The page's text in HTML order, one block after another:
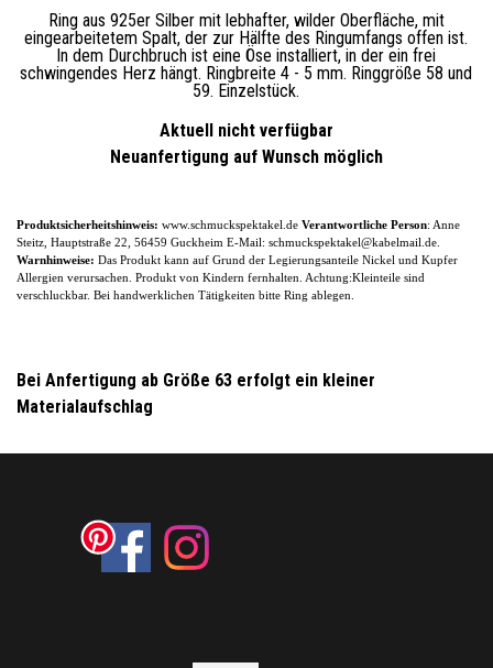
Ring aus 925er Silber mit lebhafter, wilder Oberfläche, mit
eingearbeitetem Spalt, der zur Hälfte des Ringumfangs offen ist.
In dem Durchbruch ist eine Öse installiert, in der ein frei
schwingendes Herz hängt. Ringbreite 4 - 5 mm. Ringgröße 58 und
59. Einzelstück.
Aktuell nicht verfügbar
Neuanfertigung auf Wunsch möglich
Produktsicherheitshinweis: www.schmuckspektakel.de Verantwortliche Person: Anne
Steitz, Hauptstraße 22, 56459 Guckheim E-Mail: schmuckspektakel@kabelmail.de.
Warnhinweise: Das Produkt kann auf Grund der Legierungsanteile Nickel und Kupfer
Allergien verursachen. Produkt von Kindern fernhalten. Achtung:Kleinteile sind
verschluckbar. Bei handwerklichen Tätigkeiten bitte Ring ablegen.
Bei Anfertigung ab Größe 63 erfolgt ein kleiner
Materialaufschlag